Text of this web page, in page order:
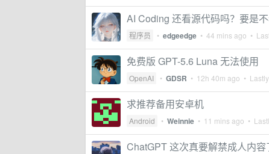
AI Coding 还看源代码吗？要是
程序员 • edgeedge • 44 mins ago •
免费版 GPT-5.6 Luna 无法使用
OpenAI • GDSR • 12h 40m ago •
求推荐备用安卓机
Android • Weinnie • 11 mins ago •
ChatGPT 这次真要解禁成人内容